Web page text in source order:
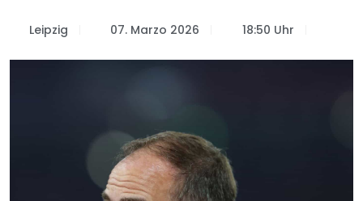
Leipzig 07. Marzo 2026 18:50 Uhr